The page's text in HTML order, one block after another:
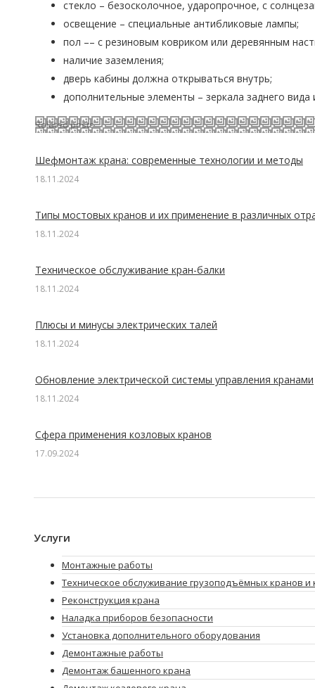
стекло – безосколочное, ударопрочное, с
освещение – специальные антибликовые лампы;
пол –– с резиновым ковриком или деревянным
наличие заземления;
дверь кабины должна открываться внутрь;
дополнительные элементы – зеркала заднего вида
Related posts
Шефмонтаж крана: современные технологии и методы
18.11.2024
Типы мостовых кранов и их применение в различных
18.11.2024
Техническое обслуживание кран-балки
18.11.2024
Плюсы и минусы электрических талей
18.11.2024
Обновление электрической системы управления кранами
18.11.2024
Сфера применения козловых кранов
17.09.2024
Услуги
Монтажные работы
Техническое обслуживание грузоподъёмных кранов и
Реконструкция крана
Наладка приборов безопасности
Установка дополнительного оборудования
Демонтажные работы
Демонтаж башенного крана